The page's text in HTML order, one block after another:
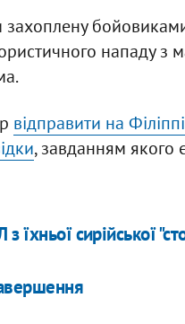
захоплену
нападу з
відправити на
, завданням якого
їхньої сирійської